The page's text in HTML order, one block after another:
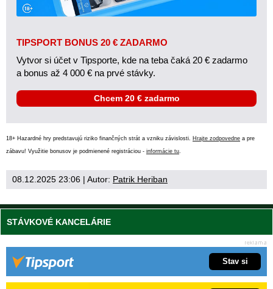
TIPSPORT BONUS 20 € ZADARMO
Vytvor si účet v Tipsporte, kde na teba čaká 20 € zadarmo
a bonus až 4 000 € na prvé stávky.
Chcem 20 € zadarmo
18+ Hazardné hry predstavujú riziko finančných strát a vzniku závislosti. Hrajte zodpovedne a pre
zábavu! Využitie bonusov je podmienené registráciou - informácie tu.
08.12.2025 23:06 | Autor: Patrik Heriban
STÁVKOVÉ KANCELÁRIE
Stav si